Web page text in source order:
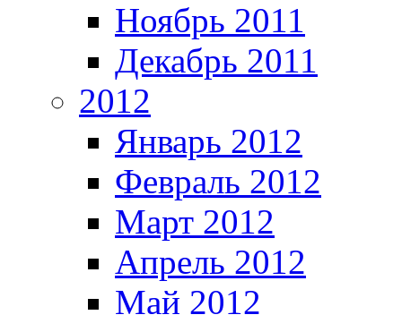
Ноябрь 2011
Декабрь 2011
2012
Январь 2012
Февраль 2012
Март 2012
Апрель 2012
Май 2012